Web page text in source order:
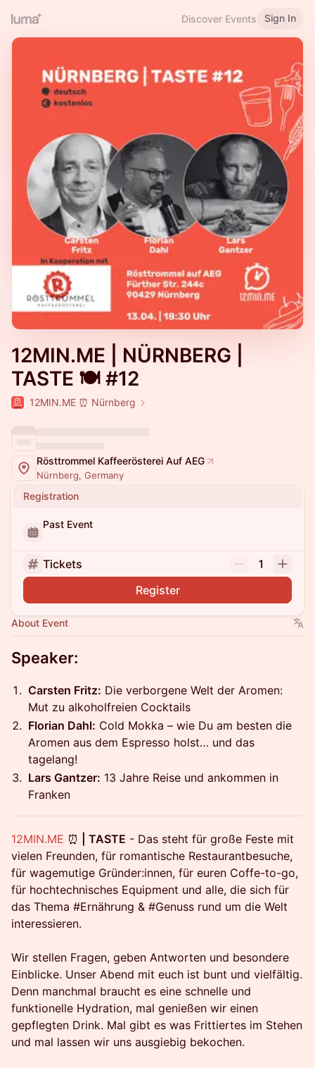
Discover Events Sign In
12MIN.ME | NÜRNBERG |
TASTE 🍽️ #12
12MIN.ME ⏰ Nürnberg
Rösttrommel Kaffeerösterei Auf AEG
Nürnberg, Germany
Registration
Past Event
Tickets
1
Register
About Event
Speaker:
Carsten Fritz: Die verborgene Welt der Aromen:
Mut zu alkoholfreien Cocktails
Florian Dahl: Cold Mokka – wie Du am besten die
Aromen aus dem Espresso holst… und das
tagelang!
Lars Gantzer: 13 Jahre Reise und ankommen in
Franken
12MIN.ME ⏰ | TASTE - Das steht für große Feste mit
vielen Freunden, für romantische Restaurantbesuche,
für wagemutige Gründer:innen, für euren Coffe-to-go,
für hochtechnisches Equipment und alle, die sich für
das Thema #Ernährung & #Genuss rund um die Welt
interessieren.
Wir stellen Fragen, geben Antworten und besondere
Einblicke. Unser Abend mit euch ist bunt und vielfältig.
Denn manchmal braucht es eine schnelle und
funktionelle Hydration, mal genießen wir einen
gepflegten Drink. Mal gibt es was Frittiertes im Stehen
und mal lassen wir uns ausgiebig bekochen.